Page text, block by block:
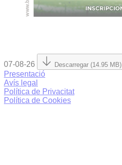
07-08-26 Descarregar (14.95 MB)
Presentació
Avís legal
Política de Privacitat
Política de Cookies